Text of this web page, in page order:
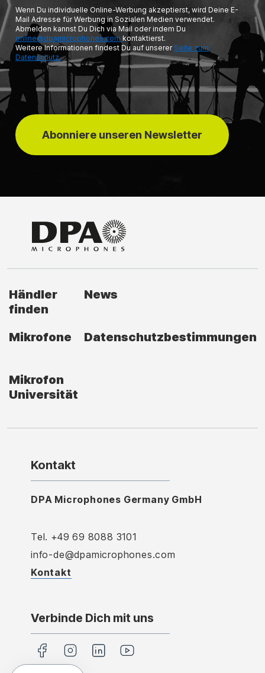
Wenn Du individuelle Online-Werbung akzeptierst, wird Deine E-
Mail Adresse für Werbung in Sozialen Medien verwendet.
Abmelden kannst Du Dich via Mail oder indem Du
online@dpamicrophones.com kontaktierst.
Weitere Informationen findest Du auf unserer Seite zum
Datenschutz.
Abonniere unseren Newsletter
Händler
finden
News
Mikrofone Datenschutzbestimmungen
Mikrofon
Universität
Kontakt
DPA Microphones Germany GmbH
Tel. +49 69 8088 3101
info-de@dpamicrophones.com
Kontakt
Verbinde Dich mit uns